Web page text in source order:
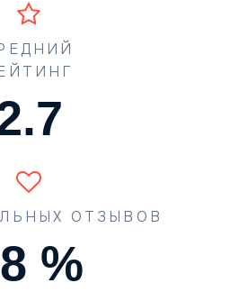
ОТЗЫВОВ
%